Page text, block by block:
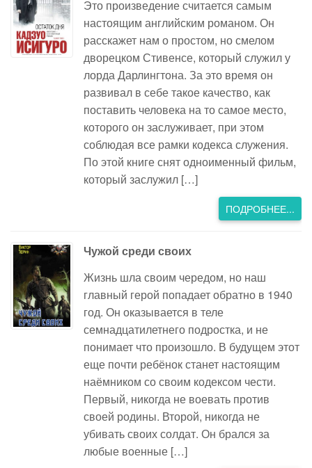
Это произведение считается самым
настоящим английским романом. Он
расскажет нам о простом, но смелом
дворецком Стивенсе, который служил у
лорда Дарлингтона. За это время он
развивал в себе такое качество, как
поставить человека на то самое место,
которого он заслуживает, при этом
соблюдая все рамки кодекса служения.
По этой книге снят одноименный фильм,
который заслужил […]
ПОДРОБНЕЕ...
Чужой среди своих
Жизнь шла своим чередом, но наш
главный герой попадает обратно в 1940
год. Он оказывается в теле
семнадцатилетнего подростка, и не
понимает что произошло. В будущем этот
еще почти ребёнок станет настоящим
наёмником со своим кодексом чести.
Первый, никогда не воевать против
своей родины. Второй, никогда не
убивать своих солдат. Он брался за
любые военные […]